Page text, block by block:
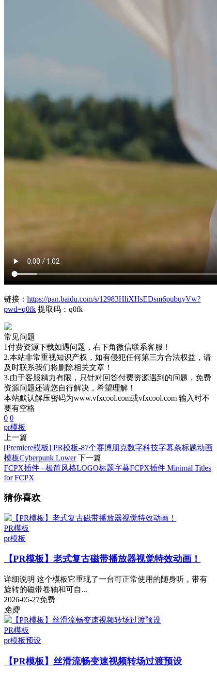
链接： https://pan.baidu.com/s/12983HliXHsEDsm6pubuyVw?
pwd=q0fk 提取码：q0fk
常见问题
1付费资源下载如遇问题，右下角微信联系客服！
2.本站非常重视知识产权，如有侵犯任何第三方合法权益，请
及时联系我们将删除相关文章！
3.由于客服精力有限，只针对回答付费资源遇到的问题，免费
资源问题还请您自行解决，希望理解！
本站默认解压密码为www.vfxcool.com或vfxcool.com 输入时不
要有空格
0 0
pr模板
上一篇
[Premiere模板] PR模板-87个赛博朋克数字科技字幕条标题动画
模板Cyberpunk Lower 下一篇
FCPX插件 - 极简风格LOGO标题字幕FCPX插件 Minimal Titles
for FCPX
猜你喜欢
PR模板
pr模板
【PR模板】老式复古磁带播放器视觉特效动画！
详细说明 这个模板它重现了一台可正常使用的随身听，带有
旋转的磁带卷轴和可自...
2026-05-27免费
免费
PR模板
pr模板预设
【PR模板】丝滑流畅变速视频转场过渡预设